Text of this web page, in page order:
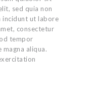
sed quia non
incidunt ut labore
consectetur
tempor
aliqua.